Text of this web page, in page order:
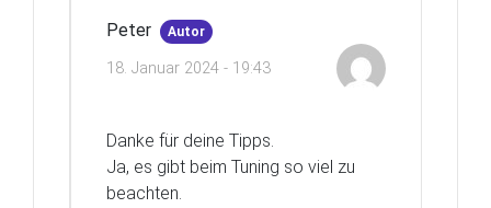
Peter Autor
18. Januar 2024 - 19:43
Danke für deine Tipps.
Ja, es gibt beim Tuning so viel zu
beachten.